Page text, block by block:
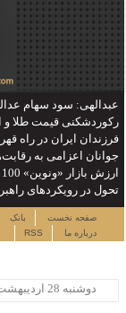
با نوجوانان و
سایر اخبار شعب